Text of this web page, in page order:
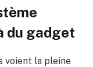
du gadget
voient la pleine